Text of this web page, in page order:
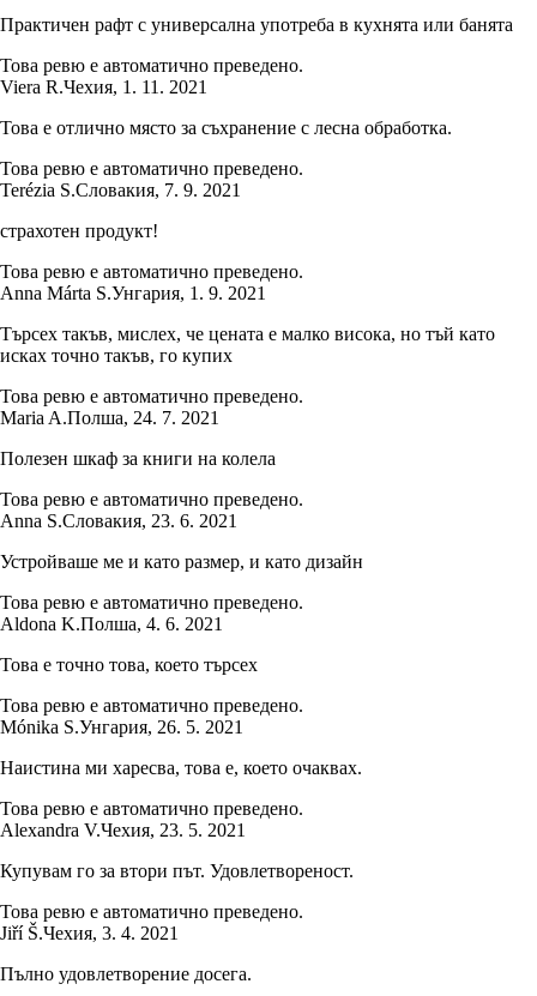
Практичен рафт с универсална употреба в кухнята или банята
Това ревю е автоматично преведено.
Viera R.Чехия, 1. 11. 2021
Това е отлично място за съхранение с лесна обработка.
Това ревю е автоматично преведено.
Terézia S.Словакия, 7. 9. 2021
страхотен продукт!
Това ревю е автоматично преведено.
Anna Márta S.Унгария, 1. 9. 2021
Търсех такъв, мислех, че цената е малко висока, но тъй като
исках точно такъв, го купих
Това ревю е автоматично преведено.
Maria A.Полша, 24. 7. 2021
Полезен шкаф за книги на колела
Това ревю е автоматично преведено.
Anna S.Словакия, 23. 6. 2021
Устройваше ме и като размер, и като дизайн
Това ревю е автоматично преведено.
Aldona K.Полша, 4. 6. 2021
Това е точно това, което търсех
Това ревю е автоматично преведено.
Mónika S.Унгария, 26. 5. 2021
Наистина ми харесва, това е, което очаквах.
Това ревю е автоматично преведено.
Alexandra V.Чехия, 23. 5. 2021
Купувам го за втори път. Удовлетвореност.
Това ревю е автоматично преведено.
Jiří Š.Чехия, 3. 4. 2021
Пълно удовлетворение досега.